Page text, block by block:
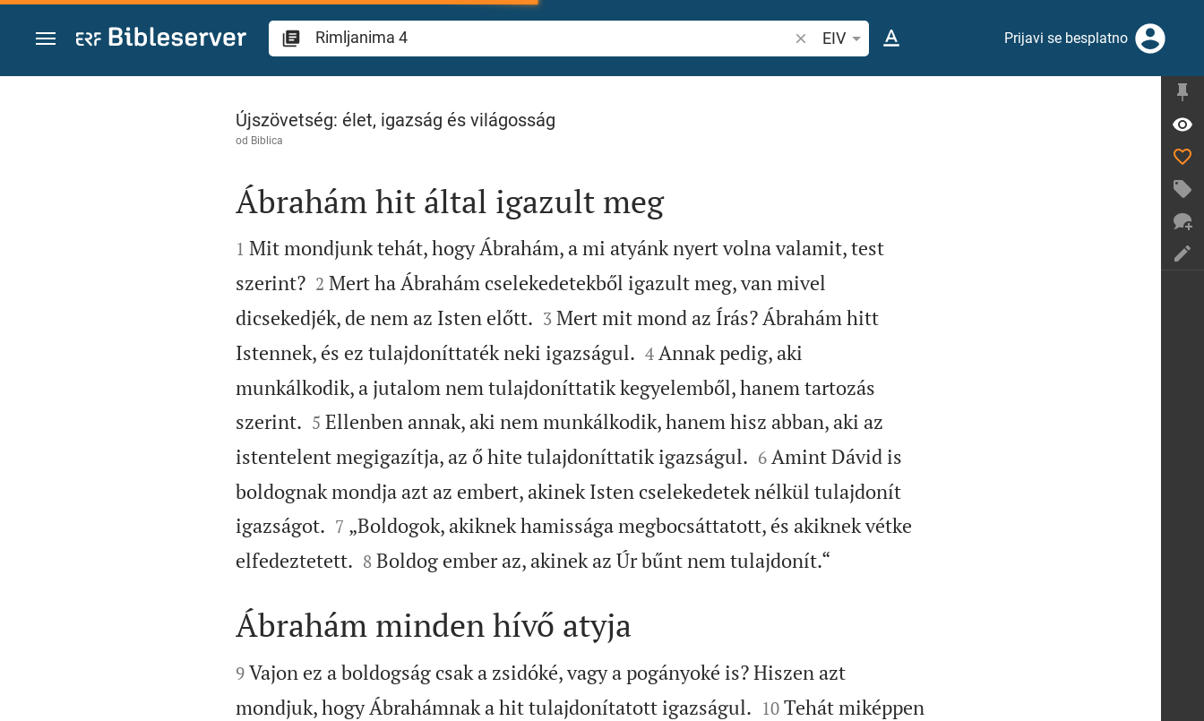
Skoči na sadržaj
Pretraži biblijski stih ili riječ
EIV Prijavi se besplatno
Rimljanima 4
Újszövetség: élet, igazság és világosság
od Biblica

Ábrahám hit által igazult meg

1 Mit mondjunk tehát, hogy Ábrahám, a mi atyánk nyert volna valamit, test
szerint?
2 Mert ha Ábrahám cselekedetekből igazult meg, van mivel
dicsekedjék, de nem az Isten előtt.
3 Mert mit mond az Írás? Ábrahám hitt
Istennek, és ez tulajdoníttaték neki igazságul.
4 Annak pedig, aki
munkálkodik, a jutalom nem tulajdoníttatik kegyelemből, hanem tartozás
szerint.
5 Ellenben annak, aki nem munkálkodik, hanem hisz abban, aki az
istentelent megigazítja, az ő hite tulajdoníttatik igazságul.
6 Amint Dávid is
boldognak mondja azt az embert, akinek Isten cselekedetek nélkül tulajdonít
igazságot.
7 „Boldogok, akiknek hamissága megbocsáttatott, és akiknek vétke
elfedeztetett.
8 Boldog ember az, akinek az Úr bűnt nem tulajdonít.“

Ábrahám minden hívő atyja

9 Vajon ez a boldogság csak a zsidóké, vagy a pogányoké is? Hiszen azt
mondjuk, hogy Ábrahámnak a hit tulajdonítatott igazságul.
10 Tehát miképpen